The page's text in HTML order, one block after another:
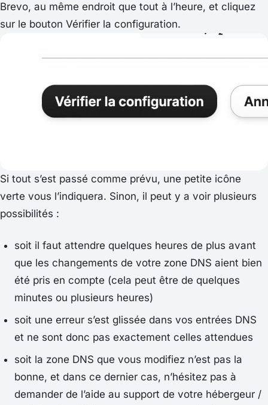
Brevo, au même endroit que tout à l’heure, et cliquez
sur le bouton Vérifier la configuration.
Si tout s’est passé comme prévu, une petite icône
verte vous l’indiquera. Sinon, il peut y a voir plusieurs
possibilités :
soit il faut attendre quelques heures de plus avant
que les changements de votre zone DNS aient bien
été pris en compte (cela peut être de quelques
minutes ou plusieurs heures)
soit une erreur s’est glissée dans vos entrées DNS
et ne sont donc pas exactement celles attendues
soit la zone DNS que vous modifiez n’est pas la
bonne, et dans ce dernier cas, n’hésitez pas à
demander de l’aide au support de votre hébergeur /